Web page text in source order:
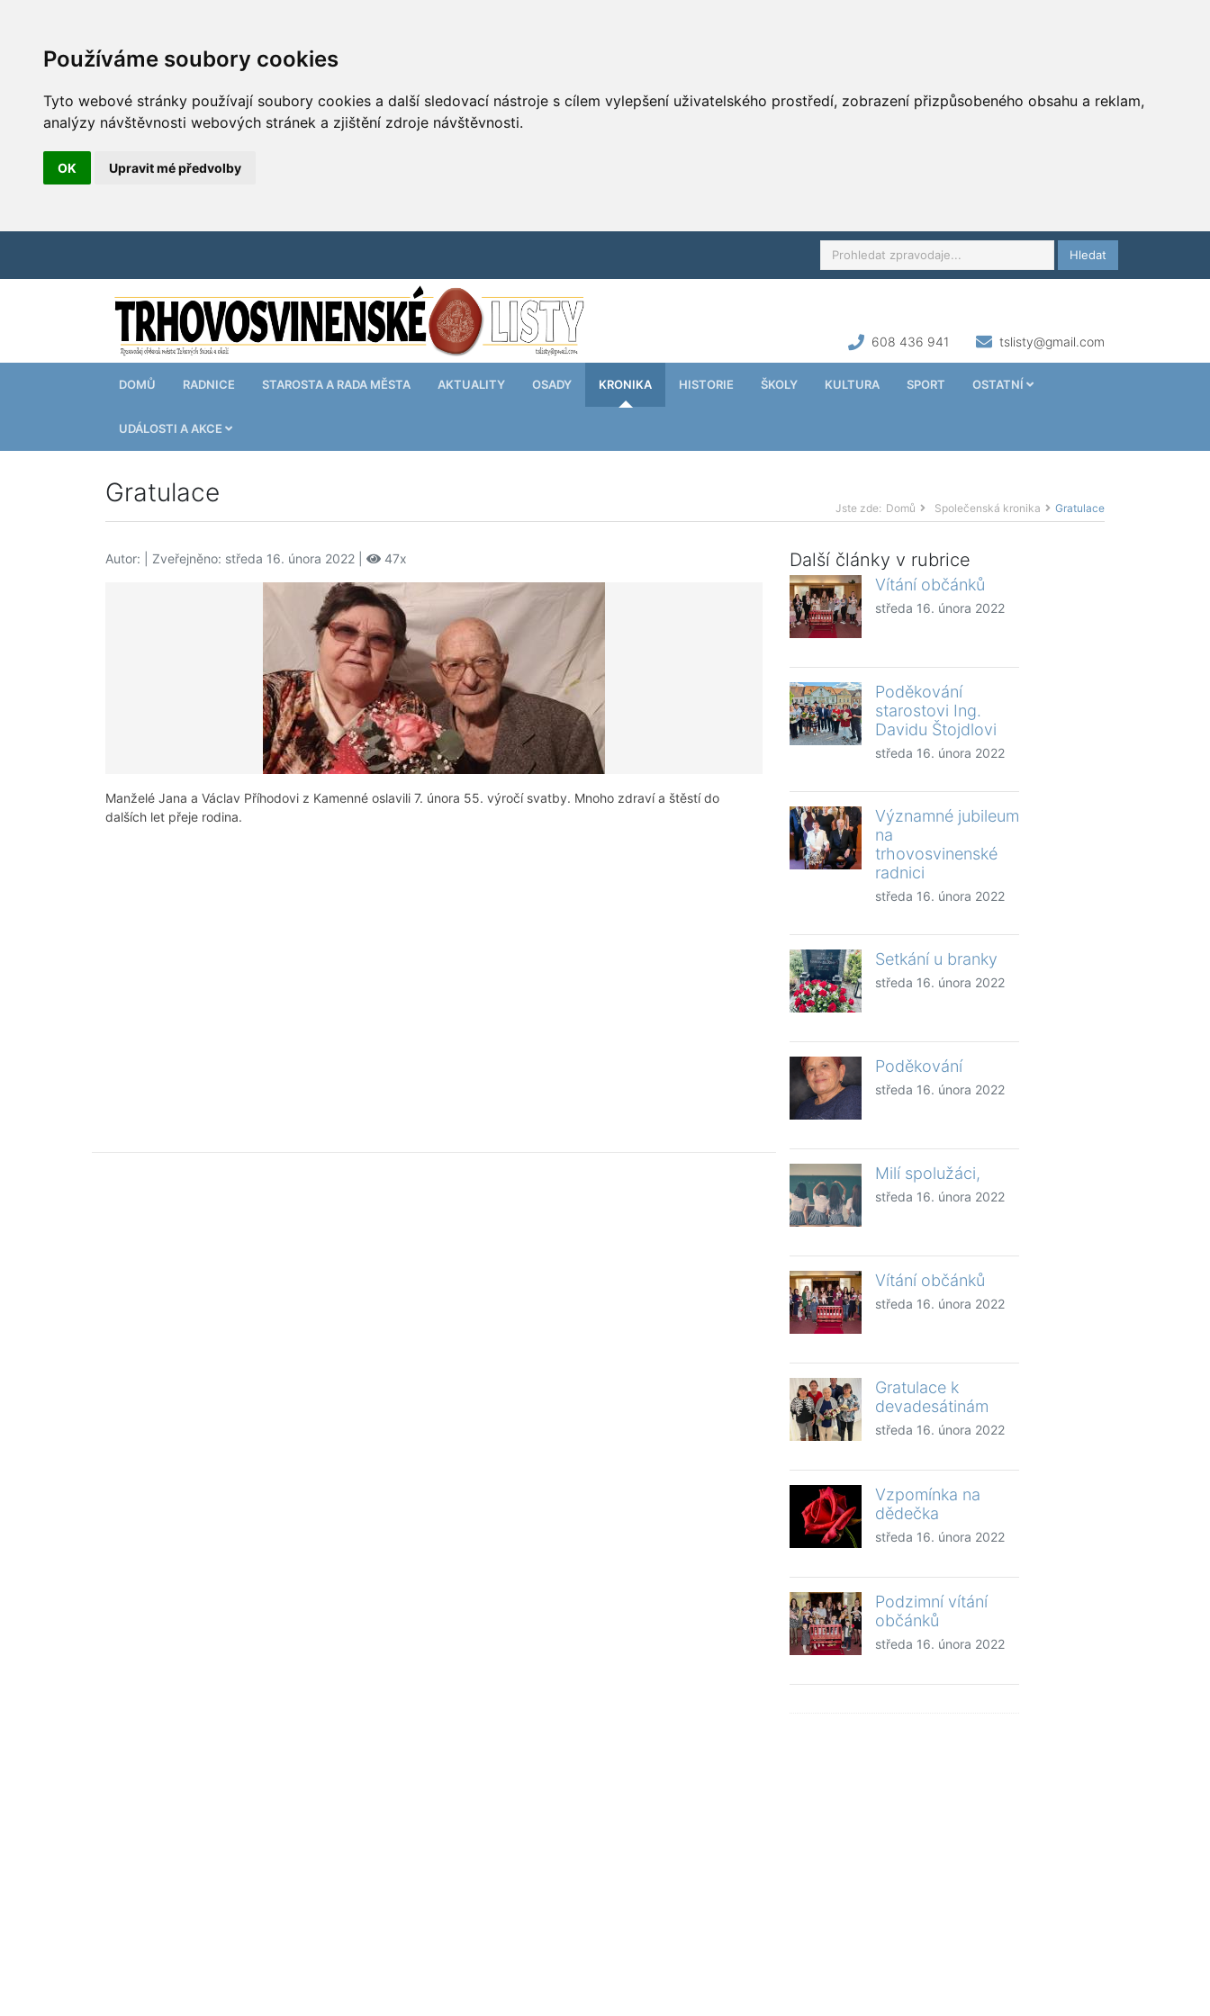
Používáme soubory cookies
Tyto webové stránky používají soubory cookies a další sledovací nástroje s cílem vylepšení uživatelského prostředí, zobrazení přizpůsobeného obsahu a reklam,
analýzy návštěvnosti webových stránek a zjištění zdroje návštěvnosti.
OK Upravit mé předvolby
Hledat
608 436 941 tslisty@gmail.com
DOMŮ RADNICE STAROSTA A RADA MĚSTA AKTUALITY OSADY KRONIKA HISTORIE ŠKOLY KULTURA SPORT OSTATNÍ
UDÁLOSTI A AKCE
Gratulace
Jste zde: Domů Společenská kronika Gratulace
Autor: | Zveřejněno: středa 16. února 2022 | 47x
Manželé Jana a Václav Příhodovi z Kamenné oslavili 7. února 55. výročí svatby. Mnoho zdraví a štěstí do
dalších let přeje rodina.
Další články v rubrice
Vítání občánků
středa 16. února 2022
Poděkování
starostovi Ing.
Davidu Štojdlovi
středa 16. února 2022
Významné jubileum
na
trhovosvinenské
radnici
středa 16. února 2022
Setkání u branky
středa 16. února 2022
Poděkování
středa 16. února 2022
Milí spolužáci,
středa 16. února 2022
Vítání občánků
středa 16. února 2022
Gratulace k
devadesátinám
středa 16. února 2022
Vzpomínka na
dědečka
středa 16. února 2022
Podzimní vítání
občánků
středa 16. února 2022